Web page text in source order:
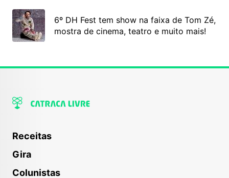
6º DH Fest tem show na faixa de Tom Zé,
mostra de cinema, teatro e muito mais!
Receitas
Gira
Colunistas